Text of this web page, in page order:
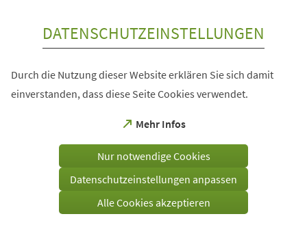
DATENSCHUTZEINSTELLUNGEN
Durch die Nutzung dieser Website erklären Sie sich damit
einverstanden, dass diese Seite Cookies verwendet.
Mehr Infos
(Öffnet
einem
Tab)
Nur notwendige Cookies
Datenschutzeinstellungen anpassen
Alle Cookies akzeptieren